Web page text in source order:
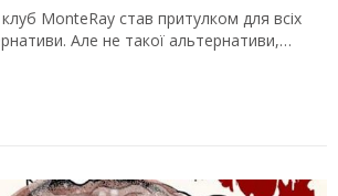
MonteRay став притулком для всіх
Але не такої альтернативи,…